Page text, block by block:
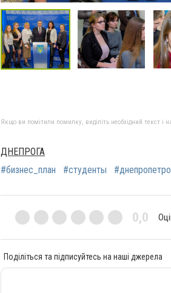
Якщо ви помітили помилку, виділіть необхідний текст і
ДНЕПРОГА
#бизнес_план
#студенты
0,0
Поділіться та підписуйтесь на наші джерела